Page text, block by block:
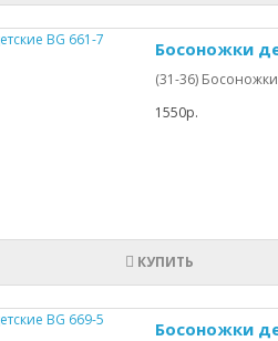
Босоножки
(31-36)
1550р.
КУПИТЬ
Босоножки